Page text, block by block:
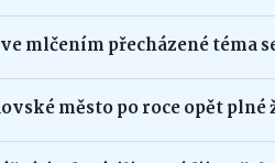
mlčením přecházené téma
město po roce opět plné